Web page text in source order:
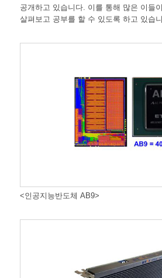
공개하고 있습니다. 이를 통해 많은 이들
살펴보고 공부를 할 수 있도록 하고 있습
<인공지능반도체 AB9>